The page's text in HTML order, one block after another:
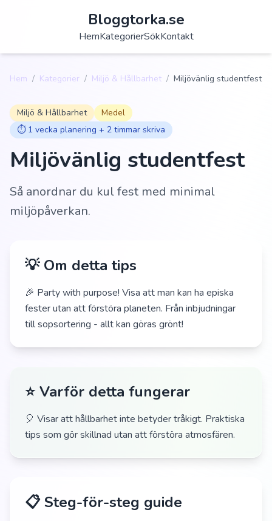
Bloggtorka.se
HemKategorierSökKontakt
Hem / Kategorier / Miljö & Hållbarhet / Miljövänlig studentfest
Miljö & Hållbarhet
Medel
⏱️ 1 vecka planering + 2 timmar skriva
Miljövänlig studentfest
Så anordnar du kul fest med minimal
miljöpåverkan.
💡 Om detta tips
🎉 Party with purpose! Visa att man kan ha episka
fester utan att förstöra planeten. Från inbjudningar
till sopsortering - allt kan göras grönt!
⭐ Varför detta fungerar
🎈 Visar att hållbarhet inte betyder tråkigt. Praktiska
tips som gör skillnad utan att förstöra atmosfären.
📋 Steg-för-steg guide